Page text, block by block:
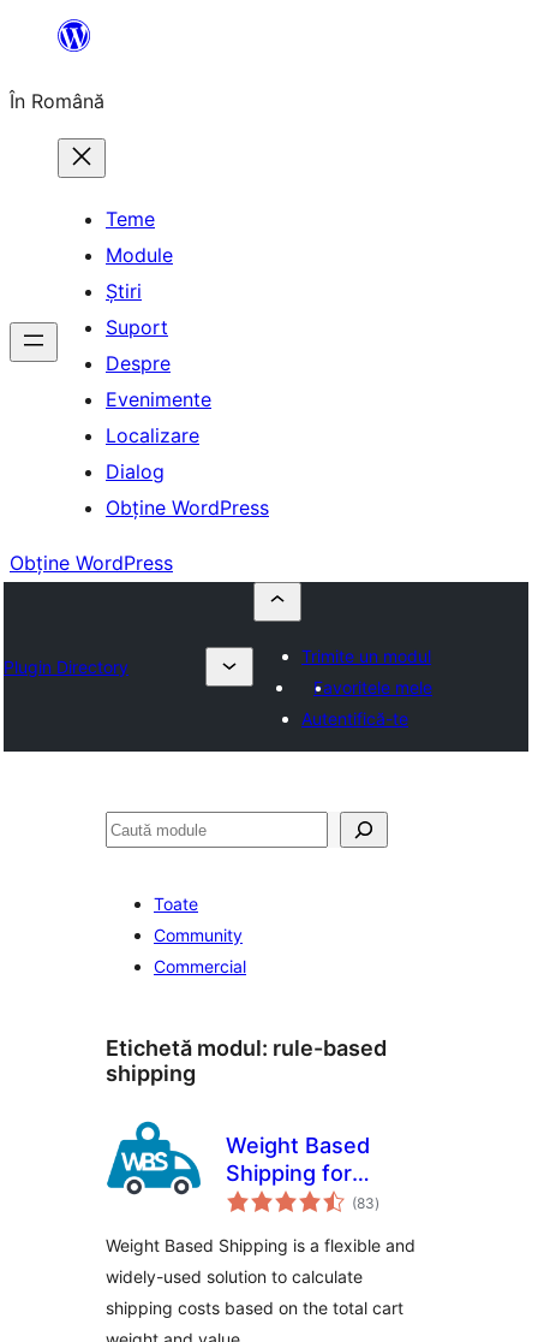
conținut
În Română
Teme
Module
Știri
Suport
Despre
Evenimente
Localizare
Dialog
Obține WordPress
Obține WordPress
Plugin Directory
Trimite un modul
Favoritele mele
Autentifică-te
Caută
Toate
Community
Commercial
Etichetă modul: rule-based
shipping
Weight Based
Shipping for
WooCommerce
(83total
aprecieri
)
Weight Based Shipping is a flexible and
widely-used solution to calculate
shipping costs based on the total cart